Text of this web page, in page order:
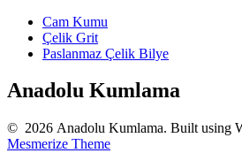
Cam Kumu
Çelik Grit
Paslanmaz Çelik Bilye
Anadolu Kumlama
© 2026 Anadolu Kumlama. Built using
Mesmerize Theme